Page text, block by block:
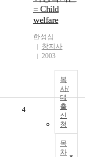
= Child
welfare
한성심
창지사
2003
복
사/
대
출
신
청
목
차
4